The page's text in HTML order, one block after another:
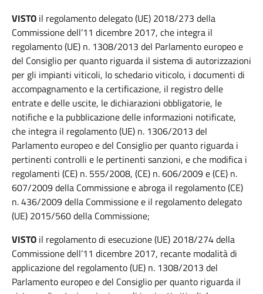
VISTO il regolamento delegato (UE) 2018/273 della
Commissione dell’11 dicembre 2017, che integra il
regolamento (UE) n. 1308/2013 del Parlamento europeo e
del Consiglio per quanto riguarda il sistema di autorizzazioni
per gli impianti viticoli, lo schedario viticolo, i documenti di
accompagnamento e la certificazione, il registro delle
entrate e delle uscite, le dichiarazioni obbligatorie, le
notifiche e la pubblicazione delle informazioni notificate,
che integra il regolamento (UE) n. 1306/2013 del
Parlamento europeo e del Consiglio per quanto riguarda i
pertinenti controlli e le pertinenti sanzioni, e che modifica i
regolamenti (CE) n. 555/2008, (CE) n. 606/2009 e (CE) n.
607/2009 della Commissione e abroga il regolamento (CE)
n. 436/2009 della Commissione e il regolamento delegato
(UE) 2015/560 della Commissione;
VISTO il regolamento di esecuzione (UE) 2018/274 della
Commissione dell’11 dicembre 2017, recante modalità di
applicazione del regolamento (UE) n. 1308/2013 del
Parlamento europeo e del Consiglio per quanto riguarda il